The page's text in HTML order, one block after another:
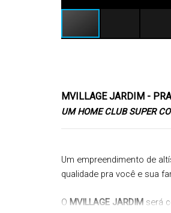
MVILLAGE JARDIM -
UM HOME CLUB SUPER
Um empreendimento de
qualidade pra você e sua
O MVILLAGE JARDIM será